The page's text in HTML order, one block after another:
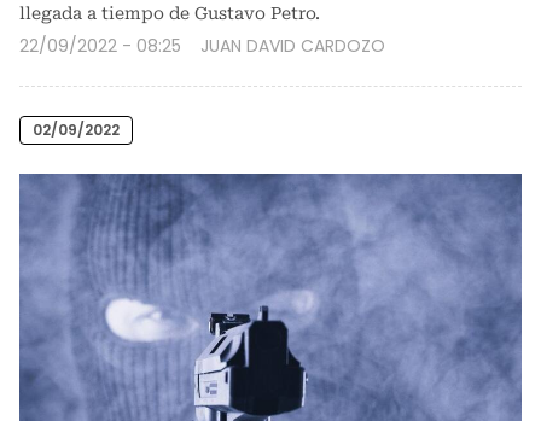
llegada a tiempo de Gustavo Petro.
22/09/2022 - 08:25 JUAN DAVID CARDOZO
02/09/2022